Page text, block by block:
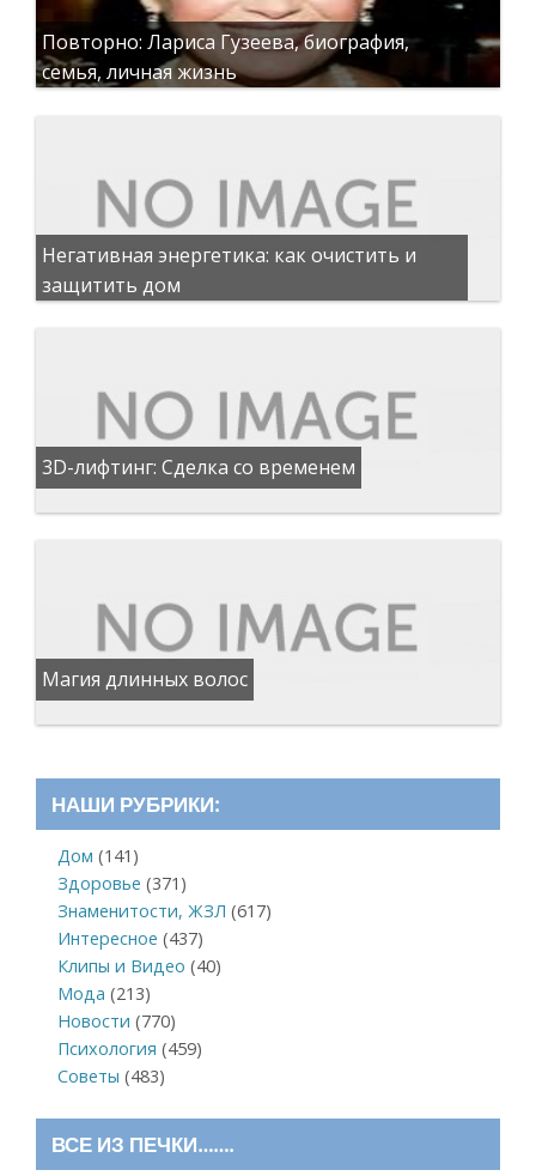
Повторно: Лариса Гузеева, биография,
семья, личная жизнь
Негативная энергетика: как очистить и
защитить дом
3D-лифтинг: Сделка со временем
Магия длинных волос
НАШИ РУБРИКИ:
Дом (141)
Здоровье (371)
Знаменитости, ЖЗЛ (617)
Интересное (437)
Клипы и Видео (40)
Мода (213)
Новости (770)
Психология (459)
Советы (483)
ВСЕ ИЗ ПЕЧКИ…….